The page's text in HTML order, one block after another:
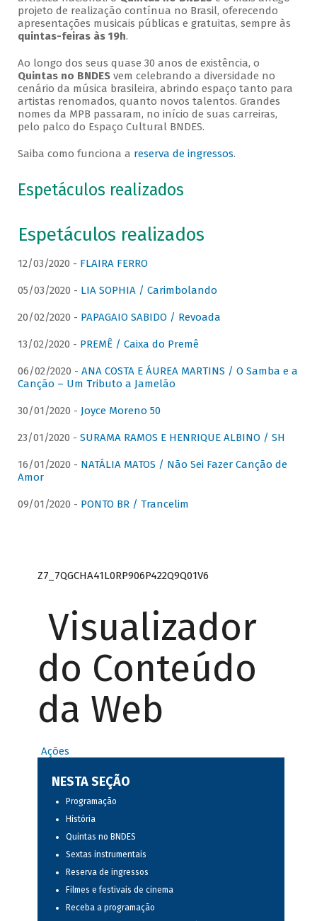
projeto de realização contínua no Brasil, oferecendo
apresentações musicais públicas e gratuitas, sempre às
quintas-feiras às 19h.
Ao longo dos seus quase 30 anos de existência, o
Quintas no BNDESvem celebrando a diversidade no
cenário da música brasileira, abrindo espaço tanto para
artistas renomados, quanto novos talentos. Grandes
nomes da MPB passaram, no início de suas carreiras,
pelo palco do Espaço Cultural BNDES.
Saiba como funciona a reserva de ingressos.
Espetáculos realizados
Espetáculos realizados
12/03/2020 - FLAIRA FERRO
05/03/2020 - LIA SOPHIA / Carimbolando
20/02/2020 - PAPAGAIO SABIDO / Revoada
13/02/2020 - PREMÊ / Caixa do Premê
06/02/2020 - ANA COSTA E ÁUREA MARTINS / O Samba e a
Canção – Um Tributo a Jamelão
30/01/2020 - Joyce Moreno 50
23/01/2020 - SURAMA RAMOS E HENRIQUE ALBINO / SH
16/01/2020 - NATÁLIA MATOS / Não Sei Fazer Canção de
Amor
09/01/2020 - PONTO BR / Trancelim
Z7_7QGCHA41L0RP906P422Q9Q01V6
Visualizador
do Conteúdo
da Web
Ações
NESTA SEÇÃO
Programação
História
Quintas no BNDES
Sextas instrumentais
Reserva de ingressos
Filmes e festivais de cinema
Receba a programação